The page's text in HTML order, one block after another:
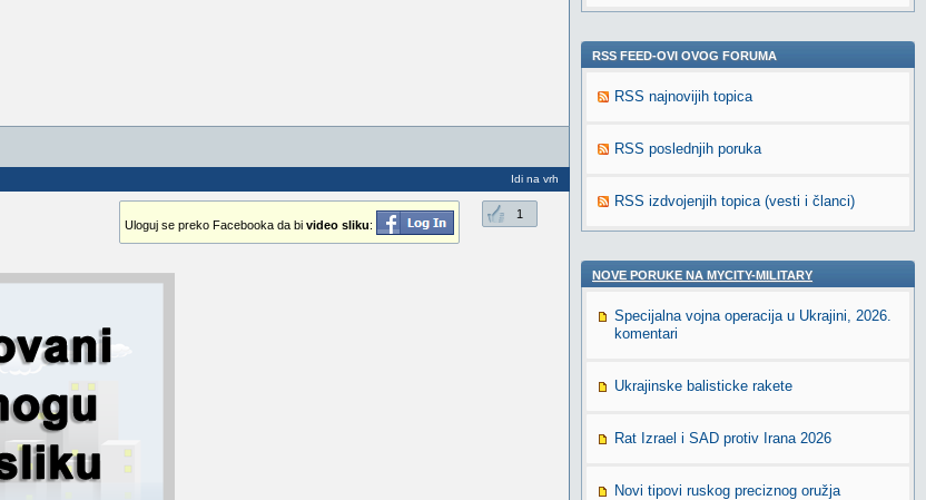
Idi na vrh
1
Uloguj se preko Facebooka da bi video sliku:
RSS FEED-OVI OVOG FORUMA
RSS najnovijih topica
RSS poslednjih poruka
RSS izdvojenjih topica (vesti i članci)
NOVE PORUKE NA MYCITY-MILITARY
Specijalna vojna operacija u Ukrajini, 2026.
komentari
Ukrajinske balisticke rakete
Rat Izrael i SAD protiv Irana 2026
Novi tipovi ruskog preciznog oružja